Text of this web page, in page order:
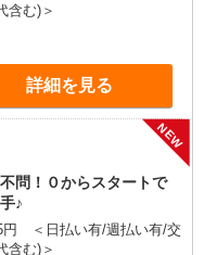
含む)＞
詳細を見る
NEW
問！０からスタートで
♪
円 ＜日払い有/週払い有/交
含む)＞